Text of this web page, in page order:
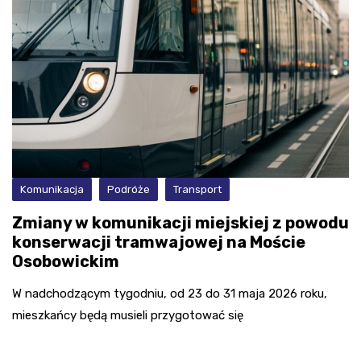
Komunikacja Podróże Transport
Zmiany w komunikacji miejskiej z powodu
konserwacji tramwajowej na Moście
Osobowickim
W nadchodzącym tygodniu, od 23 do 31 maja 2026 roku,
mieszkańcy będą musieli przygotować się